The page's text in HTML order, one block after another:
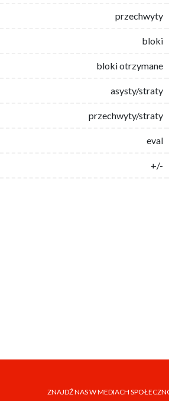
przechwyty
bloki
bloki otrzymane
asysty/straty
przechwyty/straty
eval
+/-
ZNAJDŹ NAS W MEDIACH